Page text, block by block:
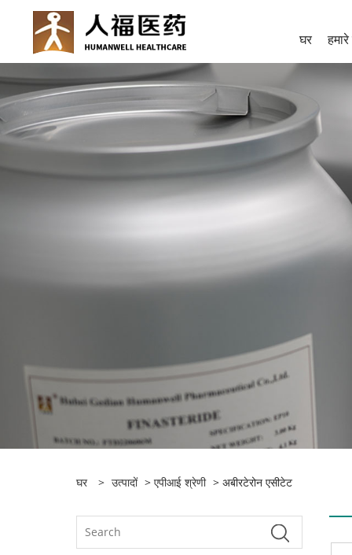
घर
घर > उत्पादों > एपीआई श्रेणी > अबीरटेरोन एसीटेट